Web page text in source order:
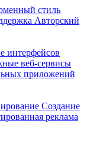
стиль
Авторский
интерфейсов
веб-сервисы
приложений
Создание
реклама